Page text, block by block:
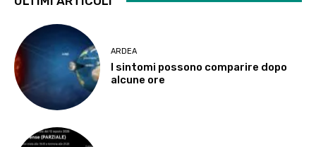
ARDEA
I sintomi possono comparire dopo
alcune ore